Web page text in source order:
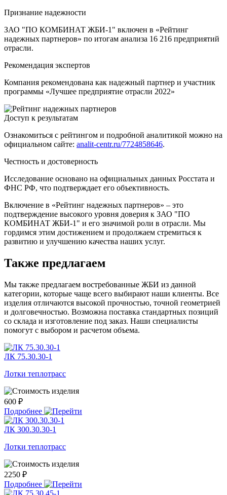
Признание надежности
ЗАО "ПО КОМБИНАТ ЖБИ-1" включен в «Рейтинг
надежных партнеров» по итогам анализа 16 216 предприятий
отрасли.
Рекомендация экспертов
Компания рекомендована как надежный партнер и участник
программы «Лучшее предприятие отрасли 2022»
Доступ к результатам
Ознакомиться с рейтингом и подробной аналитикой можно на
официальном сайте: analit-centr.ru/7724858646.
Честность и достоверность
Исследование основано на официальных данных Росстата и
ФНС РФ, что подтверждает его объективность.
Включение в «Рейтинг надежных партнеров» – это
подтверждение высокого уровня доверия к ЗАО "ПО
КОМБИНАТ ЖБИ-1" и его значимой роли в отрасли. Мы
гордимся этим достижением и продолжаем стремиться к
развитию и улучшению качества наших услуг.
Также предлагаем
Мы также предлагаем востребованные ЖБИ из данной
категории, которые чаще всего выбирают наши клиенты. Все
изделия отличаются высокой прочностью, точной геометрией
и долговечностью. Возможна поставка стандартных позиций
со склада и изготовление под заказ. Наши специалисты
помогут с выбором и расчетом объема.
ЛК 75.30.30-1
Лотки теплотрасс
600 ₽
Подробнее
ЛК 300.30.30-1
Лотки теплотрасс
2250 ₽
Подробнее